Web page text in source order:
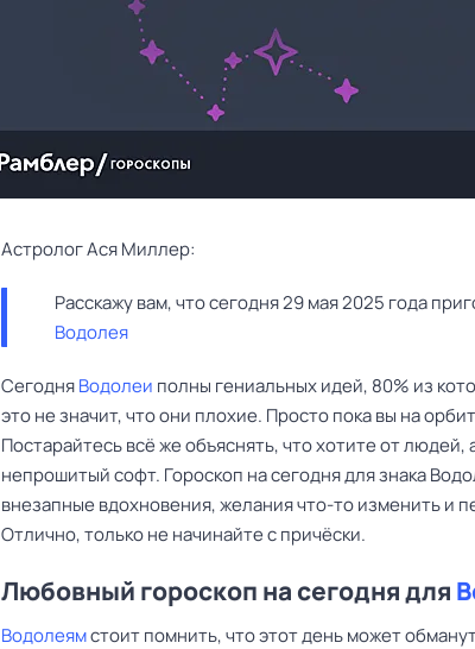
Астролог Ася Миллер:
Водолея
СегодняВодолеи полны гениальных идей, 80% из
это не значит, что они плохие. Просто пока вы на
Постарайтесь всё же объяснять, что хотите от людей,
непрошитый софт. Гороскоп на сегодня для знака
внезапные вдохновения, желания что-то изменить и
Отлично, только не начинайте с причёски.
Любовный гороскоп на сегодня для
Водолеямстоит помнить, что этот день может